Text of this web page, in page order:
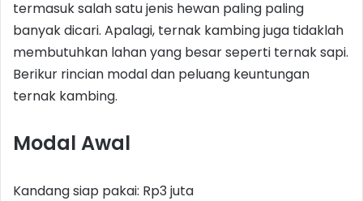
termasuk salah satu jenis hewan paling paling
banyak dicari. Apalagi, ternak kambing juga tidaklah
membutuhkan lahan yang besar seperti ternak sapi.
Berikur rincian modal dan peluang keuntungan
ternak kambing.
Modal Awal
Kandang siap pakai: Rp3 juta